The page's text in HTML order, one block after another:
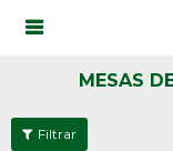

MESAS